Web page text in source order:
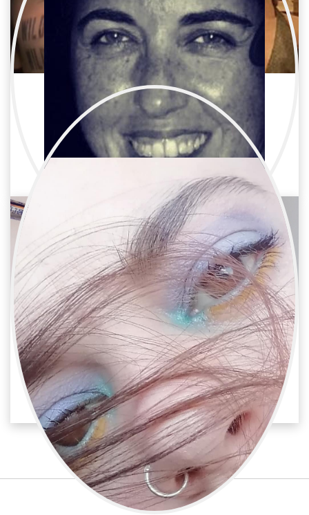
María José Perucha
Publicidad / Maquillaje y peluquería
Verónica Almendros
Publicidad / Maquillaje y peluquería
Maquilladora